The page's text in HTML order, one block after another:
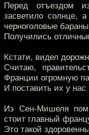
Перед отъездом
засветило солнце,
черноголовые
Получились
Кстати, видел
Считаю,
Франции огромную
И поставить их у нас
Из Сен-Мишеля
стоит главный
Это такой